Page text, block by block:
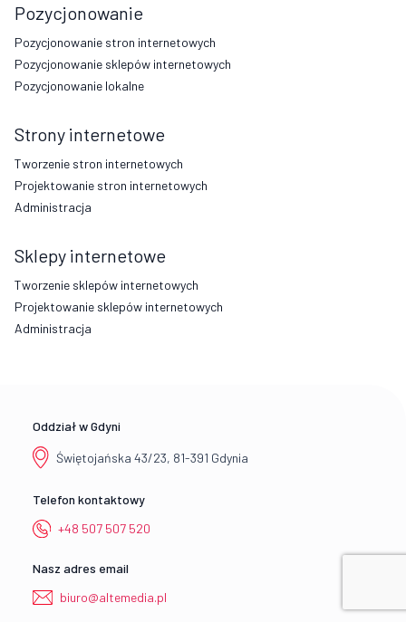
Pozycjonowanie
Pozycjonowanie stron internetowych
Pozycjonowanie sklepów internetowych
Pozycjonowanie lokalne
Strony internetowe
Tworzenie stron internetowych
Projektowanie stron internetowych
Administracja
Sklepy internetowe
Tworzenie sklepów internetowych
Projektowanie sklepów internetowych
Administracja
Oddział w Gdyni
Świętojańska 43/23, 81-391 Gdynia
Telefon kontaktowy
+48 507 507 520
Nasz adres email
biuro@altemedia.pl